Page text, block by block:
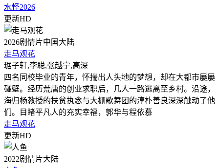
水怪2026
更新HD
2026剧情片中国大陆
走马观花
琚子轩,李聪,张越宁,高深
四名同校毕业的青年，怀揣出人头地的梦想，却在大都市屡屡
碰壁。经历荒唐的创业求职后，几人一路逃离至乡村。沿途，
海归杨教授的扶贫执念与大棚歌舞团的淳朴善良深深触动了他
们。目睹平凡人的充实幸福，郭华与程依慕
走马观花
更新HD
2022剧情片大陆